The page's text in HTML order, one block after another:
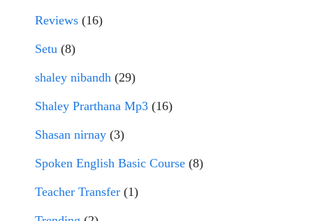
Reviews (16)
Setu (8)
shaley nibandh (29)
Shaley Prarthana Mp3 (16)
Shasan nirnay (3)
Spoken English Basic Course (8)
Teacher Transfer (1)